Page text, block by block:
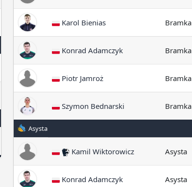
Karol Bienias Bramka
Konrad Adamczyk Bramka
Piotr Jamroż Bramka
Szymon Bednarski Bramka
Asysta
Kamil Wiktorowicz Asysta
Konrad Adamczyk Asysta